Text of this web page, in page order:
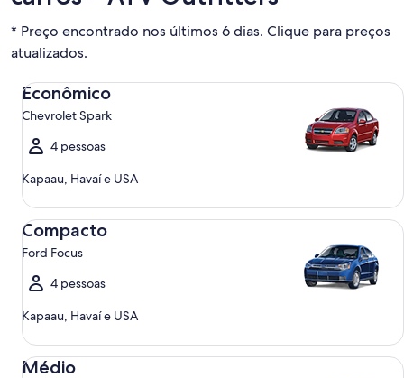
* Preço encontrado nos últimos 6 dias. Clique para preços
atualizados.
Econômico
Chevrolet Spark
4 pessoas
Kapaau, Havaí e USA
Econômico Chevrolet Spark
Compacto
Ford Focus
4 pessoas
Kapaau, Havaí e USA
Compacto Ford Focus
Médio
Médio Toyota Corolla